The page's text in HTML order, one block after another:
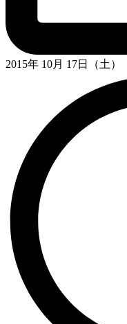
2015年 10月 17日（土）